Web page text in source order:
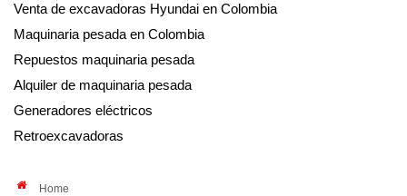
Venta de excavadoras Hyundai en Colombia
Maquinaria pesada en Colombia
Repuestos maquinaria pesada
Alquiler de maquinaria pesada
Generadores eléctricos
Retroexcavadoras
Home